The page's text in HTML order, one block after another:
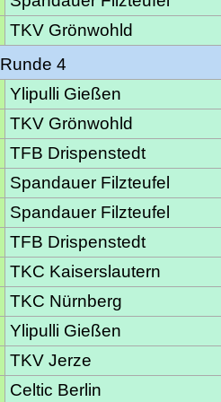
TKV Grönwohld
Runde 4
Ylipulli Gießen
TKV Grönwohld
TFB Drispenstedt
Spandauer Filzteufel
Spandauer Filzteufel
TFB Drispenstedt
TKC Kaiserslautern
TKC Nürnberg
Ylipulli Gießen
TKV Jerze
Celtic Berlin